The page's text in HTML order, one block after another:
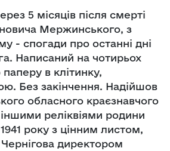
5 місяців після смерті
Мержинського, з
- спогади про останні дні
Написаний на чотирьох
паперу в клітинку,
Без закінчення. Надійшов
обласного краєзнавчого
реліквіями родини
року з цінним листом,
директором